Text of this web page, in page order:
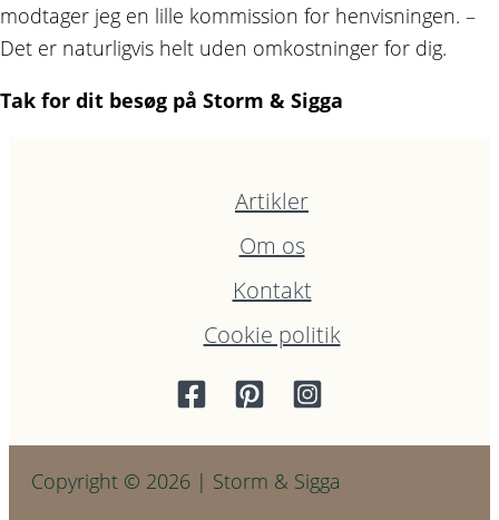
modtager jeg en lille kommission for henvisningen. –
Det er naturligvis helt uden omkostninger for dig.
Tak for dit besøg på Storm & Sigga
Artikler
Om os
Kontakt
Cookie politik
Copyright © 2026 | Storm & Sigga